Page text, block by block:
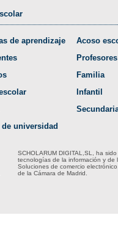
de aprendizaje
universidad
Acoso
Profesores
Familia
Infantil
SCHOLARUM DIGITAL,SL, ha
tecnologías de la información y de
Soluciones de comercio
de la Cámara de Madrid.